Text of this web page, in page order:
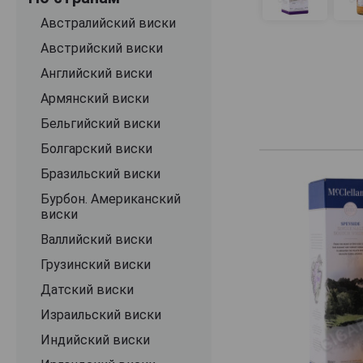
Ben Nevis
Benriach
Benromach
Berry Bros. & Rudd
Big Smoke
Black & White
Black Beast
Black Bottle
Black Bull
Blackadder
Bladnoch
Blair Athol
Bowmore
Braes of Glenlivet
Австралийский виски
Австрийский виски
Английский виски
Армянский виски
Бельгийский виски
Болгарский виски
Бразильский виски
Бурбон. Американский
виски
Валлийский виски
Грузинский виски
Датский виски
Израильский виски
Индийский виски
разумеется,
виски